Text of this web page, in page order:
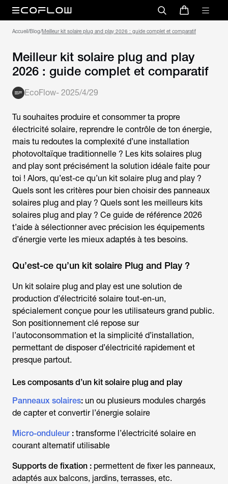
Accueil/Blog/Meilleur kit solaire plug and play 2026 : guide complet et comparatif
Meilleur kit solaire plug and play
2026 : guide complet et comparatif
EcoFlow- 2025/4/29
Tu souhaites produire et consommer ta propre
électricité solaire, reprendre le contrôle de ton énergie,
mais tu redoutes la complexité d’une installation
photovoltaïque traditionnelle ? Les kits solaires plug
and play sont précisément la solution idéale faite pour
toi ! Alors, qu’est-ce qu’un kit solaire plug and play ?
Quels sont les critères pour bien choisir des panneaux
solaires plug and play ? Quels sont les meilleurs kits
solaires plug and play ? Ce guide de référence 2026
t’aide à sélectionner avec précision les équipements
d’énergie verte les mieux adaptés à tes besoins.
Qu’est-ce qu’un kit solaire Plug and Play ?
Un kit solaire plug and play est une solution de
production d’électricité solaire tout-en-un,
spécialement conçue pour les utilisateurs grand public.
Son positionnement clé repose sur
l’autoconsommation et la simplicité d’installation,
permettant de disposer d’électricité rapidement et
presque partout.
Les composants d’un kit solaire plug and play
Panneaux solaires: un ou plusieurs modules chargés
de capter et convertir l’énergie solaire
Micro-onduleur : transforme l’électricité solaire en
courant alternatif utilisable
Supports de fixation : permettent de fixer les panneaux,
adaptés aux balcons, jardins, terrasses, etc.